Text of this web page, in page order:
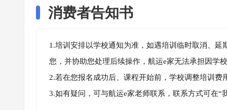
消费者告知书
1.培训安排以学校通知为准，如遇培训临时取消、
您，并协助您处理后续操作，航运e家无法承担因学
2.若在您报名成功后、课程开始前，学校调整培训
3.如有疑问，可与航运e家老师联系，联系方式可在